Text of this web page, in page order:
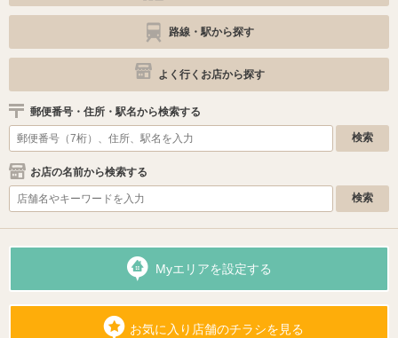
路線・駅から探す
よく行くお店から探す
郵便番号・住所・駅名から検索する
お店の名前から検索する
Myエリアを設定する
お気に入り店舗のチラシを見る